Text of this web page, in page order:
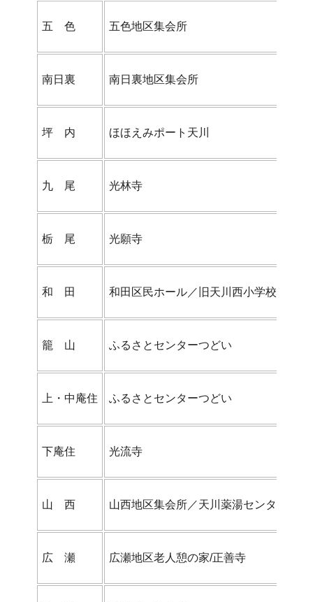
五 色 五色地区集会所
南日裏 南日裏地区集会所
坪 内 ほほえみポート天川
九 尾 光林寺
栃 尾 光願寺
和 田 和田区民ホール／旧天川西小学校体育館
籠 山 ふるさとセンターつどい
上・中庵住 ふるさとセンターつどい
下庵住 光流寺
山 西 山西地区集会所／天川薬湯センターみず
広 瀬 広瀬地区老人憩の家/正善寺